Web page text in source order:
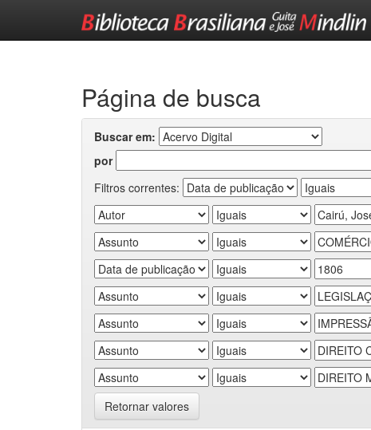
Página de busca
Buscar em:
por
Filtros correntes:
Retornar valores